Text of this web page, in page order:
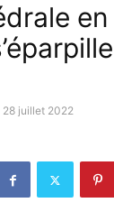
en
28 juillet 2022